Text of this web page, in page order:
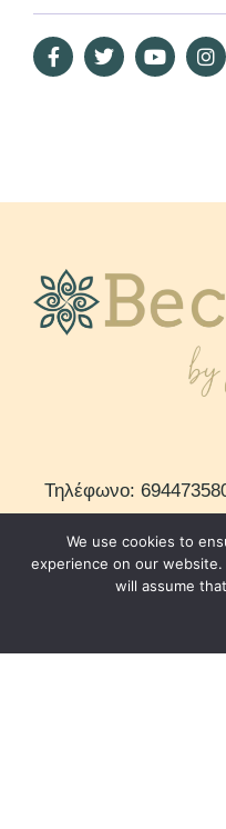
Τηλέφωνο:
Email:
We use cookies to
experience on our
will assume